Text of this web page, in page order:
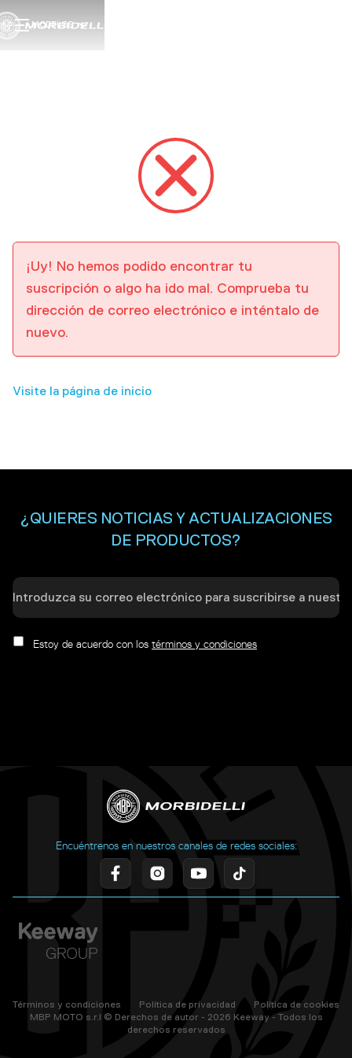
MODELOS
¡Uy! No hemos podido encontrar tu
suscripción o algo ha ido mal. Comprueba tu
dirección de correo electrónico e inténtalo de
nuevo.
Visite la página de inicio
¿QUIERES NOTICIAS Y ACTUALIZACIONES
DE PRODUCTOS?
Estoy de acuerdo con los términos y condiciones
Encuéntrenos en nuestros canales de redes sociales:
MBP MOTO s.r.l © Derechos de autor - 2026 Keeway - Todos los
derechos reservados
Términos y condiciones Política de privacidad Política de cookies